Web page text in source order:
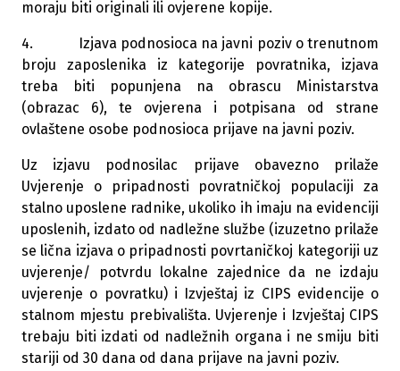
moraju biti originali ili ovjerene kopije.
4. Izjava podnosioca na javni poziv o trenutnom
broju zaposlenika iz kategorije povratnika, izjava
treba biti popunjena na obrascu Ministarstva
(obrazac 6), te ovjerena i potpisana od strane
ovlaštene osobe podnosioca prijave na javni poziv.
Uz izjavu podnosilac prijave obavezno prilaže
Uvjerenje o pripadnosti povratničkoj populaciji za
stalno uposlene radnike, ukoliko ih imaju na evidenciji
uposlenih, izdato od nadležne službe (izuzetno prilaže
se lična izjava o pripadnosti povrtaničkoj kategoriji uz
uvjerenje/ potvrdu lokalne zajednice da ne izdaju
uvjerenje o povratku) i Izvještaj iz CIPS evidencije o
stalnom mjestu prebivališta. Uvjerenje i Izvještaj CIPS
trebaju biti izdati od nadležnih organa i ne smiju biti
stariji od 30 dana od dana prijave na javni poziv.